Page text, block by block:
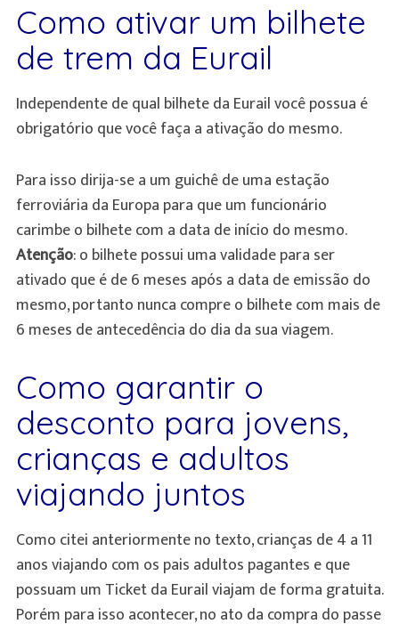
Como ativar um bilhete
de trem da Eurail
Independente de qual bilhete da Eurail você possua é
obrigatório que você faça a ativação do mesmo.
Para isso dirija-se a um guichê de uma estação
ferroviária da Europa para que um funcionário
carimbe o bilhete com a data de início do mesmo.
Atenção: o bilhete possui uma validade para ser
ativado que é de 6 meses após a data de emissão do
mesmo, portanto nunca compre o bilhete com mais de
6 meses de antecedência do dia da sua viagem.
Como garantir o
desconto para jovens,
crianças e adultos
viajando juntos
Como citei anteriormente no texto, crianças de 4 a 11
anos viajando com os pais adultos pagantes e que
possuam um Ticketda Eurail viajam de forma gratuita.
Porém para isso acontecer, no ato da compra do passe